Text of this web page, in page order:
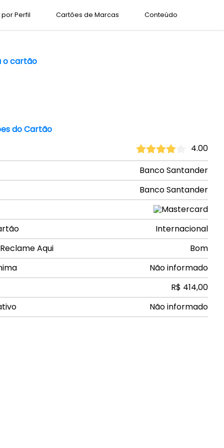
Perfil Cartões de Marcas Conteúdo
o cartão
do Cartão
4.00
Banco Santander
Banco Santander
Internacional
Aqui
Bom
Não informado
R$ 414,00
Não informado